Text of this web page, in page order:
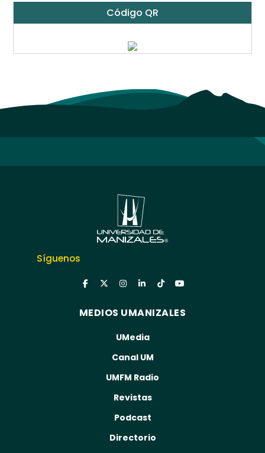
Código QR
Síguenos
MEDIOS UMANIZALES
UMedia
Canal UM
UMFM Radio
Revistas
Podcast
Directorio